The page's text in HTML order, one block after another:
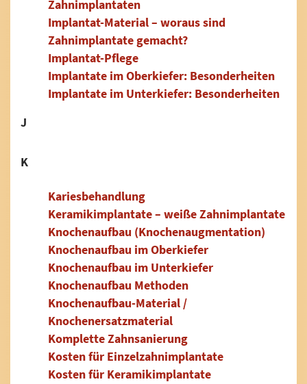
Zahnimplantaten
Implantat-Material – woraus sind
Zahnimplantate gemacht?
Implantat-Pflege
Implantate im Oberkiefer: Besonderheiten
Implantate im Unterkiefer: Besonderheiten
J
K
Kariesbehandlung
Keramikimplantate – weiße Zahnimplantate
Knochenaufbau (Knochenaugmentation)
Knochenaufbau im Oberkiefer
Knochenaufbau im Unterkiefer
Knochenaufbau Methoden
Knochenaufbau-Material /
Knochenersatzmaterial
Komplette Zahnsanierung
Kosten für Einzelzahnimplantate
Kosten für Keramikimplantate